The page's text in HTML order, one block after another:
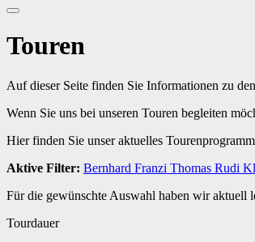
Touren
Auf dieser Seite finden Sie Informationen zu
Wenn Sie uns bei unseren Touren begleiten
Hier finden Sie unser aktuelles
Aktive Filter: Bernhard Franzi Thomas Rudi
Für die gewünschte Auswahl haben wir aktuell
Tourdauer